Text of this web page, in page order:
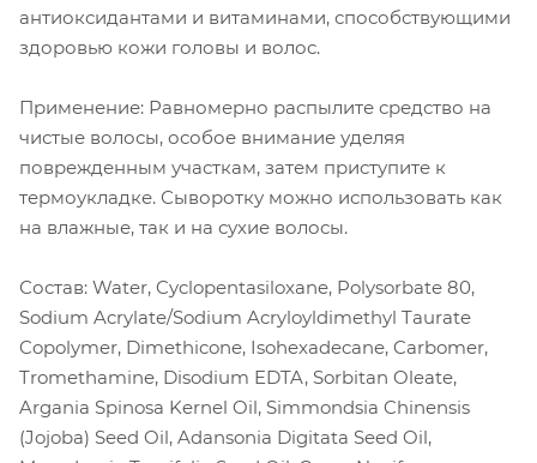
антиоксидантами и витаминами, способствующими
здоровью кожи головы и волос.
Применение: Равномерно распылите средство на
чистые волосы, особое внимание уделяя
поврежденным участкам, затем приступите к
термоукладке. Сыворотку можно использовать как
на влажные, так и на сухие волосы.
Состав: Water, Cyclopentasiloxane, Polysorbate 80,
Sodium Acrylate/Sodium Acryloyldimethyl Taurate
Copolymer, Dimethicone, Isohexadecane, Carbomer,
Tromethamine, Disodium EDTA, Sorbitan Oleate,
Argania Spinosa Kernel Oil, Simmondsia Chinensis
(Jojoba) Seed Oil, Adansonia Digitata Seed Oil,